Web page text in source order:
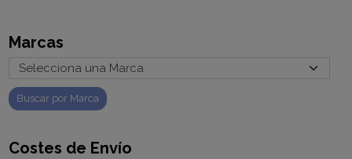
Marcas
Costes de Envío